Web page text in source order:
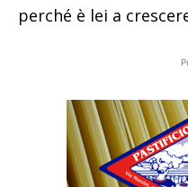
perché è lei a